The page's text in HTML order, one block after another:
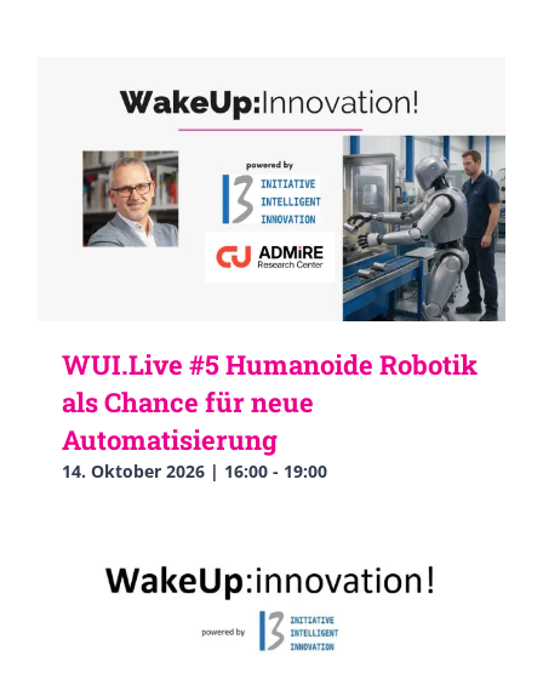
WUI.Live #5 Humanoide Robotik
als Chance für neue
Automatisierung
14. Oktober 2026 | 16:00 - 19:00